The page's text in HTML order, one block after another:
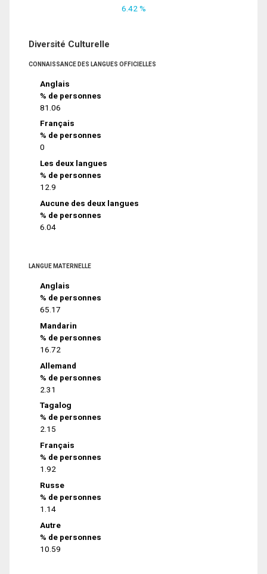
6.42 %
Diversité Culturelle
CONNAISSANCE DES LANGUES OFFICIELLES
Anglais
% de personnes
81.06
Français
% de personnes
0
Les deux langues
% de personnes
12.9
Aucune des deux langues
% de personnes
6.04
LANGUE MATERNELLE
Anglais
% de personnes
65.17
Mandarin
% de personnes
16.72
Allemand
% de personnes
2.31
Tagalog
% de personnes
2.15
Français
% de personnes
1.92
Russe
% de personnes
1.14
Autre
% de personnes
10.59